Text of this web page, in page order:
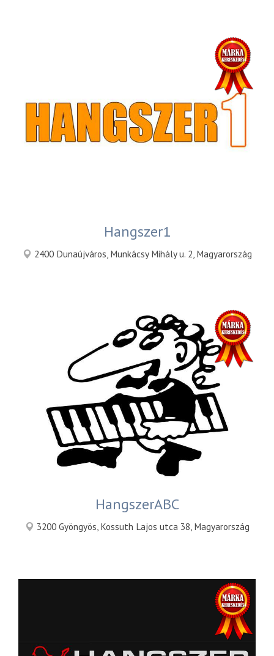
Hangszer1
2400 Dunaújváros, Munkácsy Mihály u. 2, Magyarország
HangszerABC
3200 Gyöngyös, Kossuth Lajos utca 38, Magyarország